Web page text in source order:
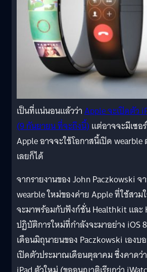
เป็นที่แน่นอนแล้วว่าApple จะเปิดตัว
(9 กันยายน ที่จะถึงนี้)แต่อาจจะมีเซอ
Apple อาจจะใช้โอกาสนี้เปิด
เลยก็ได้
จากรายงานของ John Paczkowski จ
wearble ใหม่ของค่าย Apple ที่ใช้สว
จะมาพร้อมกับฟังก์ชั่น Healthkit และ
ปฏิบัติการใหม่ที่กำลังจะมาอย่าง iOS
เดือนมิถุนายนของ Paczkowski เองบ
เปิดตัวประมาณเดือนตุลาคม ซึ่งคาด